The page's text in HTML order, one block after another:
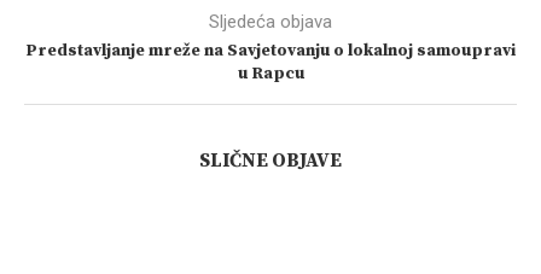
Sljedeća objava
Predstavljanje mreže na Savjetovanju o lokalnoj samoupravi
u Rapcu
SLIČNE OBJAVE